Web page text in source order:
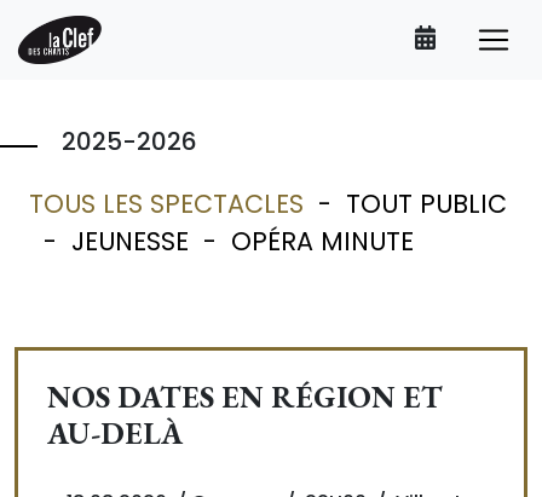
2025-2026
TOUS LES SPECTACLES - TOUT PUBLIC
- JEUNESSE - OPÉRA MINUTE
NOS DATES EN RÉGION ET
AU-DELÀ